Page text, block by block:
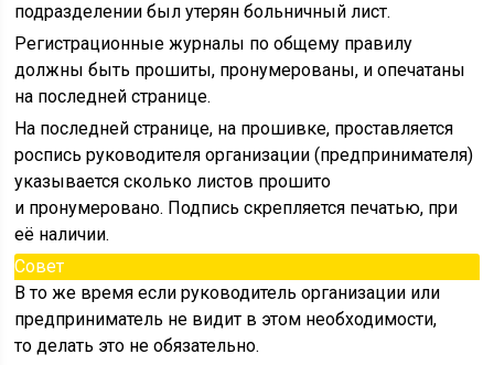
подразделении был утерян больничный лист.
Регистрационные журналы по общему правилу
должны быть прошиты, пронумерованы, и опечатаны
на последней странице.
На последней странице, на прошивке, проставляется
роспись руководителя организации (предпринимателя)
указывается сколько листов прошито
и пронумеровано. Подпись скрепляется печатью, при
её наличии.
Совет
В то же время если руководитель организации или
предприниматель не видит в этом необходимости,
то делать это не обязательно.